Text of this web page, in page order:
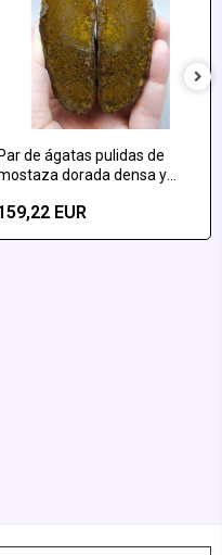
Par de ágatas pulidas de
dorada densa y
EUR